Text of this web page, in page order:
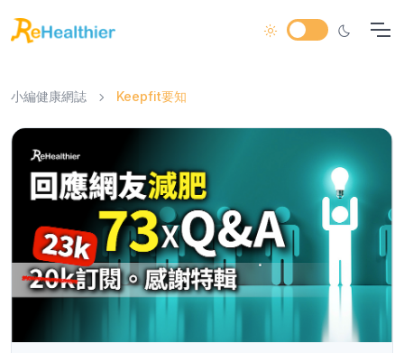
小編健康網誌 Keepfit要知